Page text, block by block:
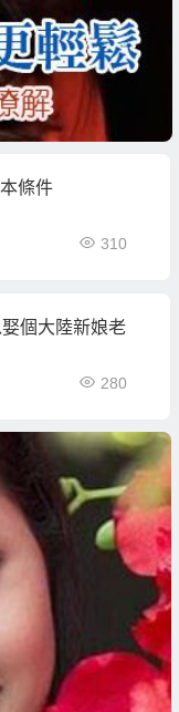
條件
310
個大陸新娘老
280